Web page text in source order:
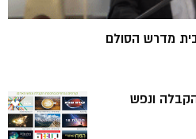
מדרש הסולם
הקבלה ונפש